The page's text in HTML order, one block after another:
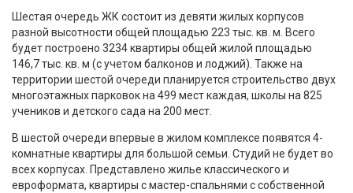
Шестая очередь ЖК состоит из девяти жилых корпусов
разной высотности общей площадью 223 тыс. кв. м. Всего
будет построено 3234 квартиры общей жилой площадью
146,7 тыс. кв. м (с учетом балконов и лоджий). Также на
территории шестой очереди планируется строительство двух
многоэтажных парковок на 499 мест каждая, школы на 825
учеников и детского сада на 200 мест.
В шестой очереди впервые в жилом комплексе появятся 4-
комнатные квартиры для большой семьи. Студий не будет во
всех корпусах. Представлено жилье классического и
евроформата, квартиры с мастер-спальнями с собственной